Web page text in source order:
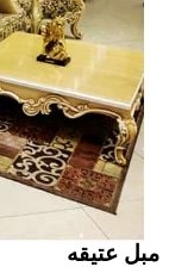
مبل عتیقه